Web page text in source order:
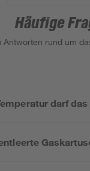
Häufige
Antworten rund um
darf